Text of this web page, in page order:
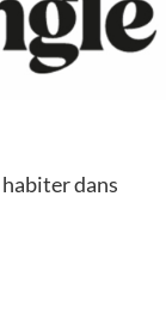
habiter dans